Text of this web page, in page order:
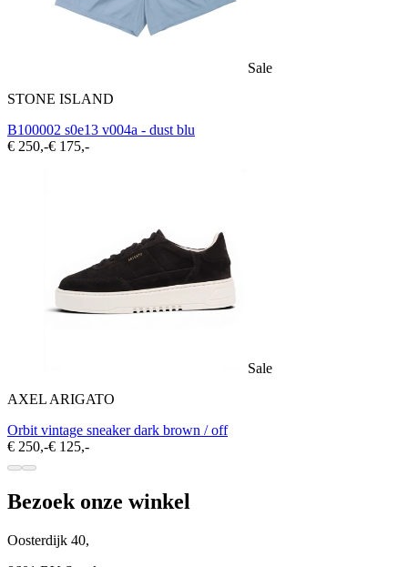
Sale
STONE ISLAND
B100002 s0e13 v004a - dust blu
€ 250,-€ 175,-
Sale
AXEL ARIGATO
Orbit vintage sneaker dark brown / off
€ 250,-€ 125,-
Bezoek onze winkel
Oosterdijk 40,